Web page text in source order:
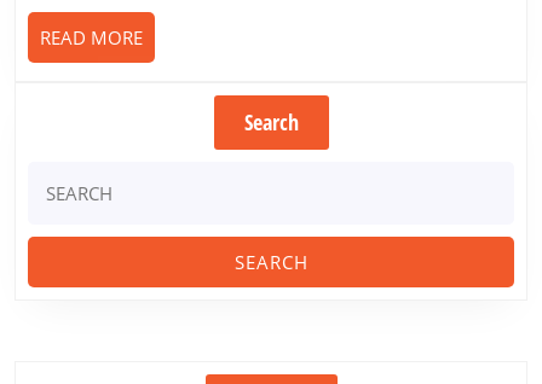
disque
dur
READ MOREREAD
MORE
Search
for: